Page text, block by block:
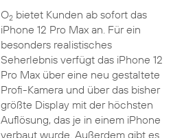
O2bietet Kunden ab sofort das
iPhone 12 Pro Max an. Für ein
besonders realistisches
Seherlebnis verfügt das iPhone 12
Pro Max über eine neu gestaltete
Profi-Kamera und über das bisher
größte Display mit der höchsten
Auflösung, das je in einem iPhone
verbaut wurde. Außerdem gibt es